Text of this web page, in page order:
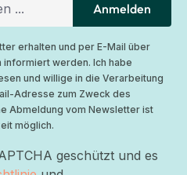
Anmelden
erhalten und per E-Mail über
werden. Ich habe
und willige in die Verarbeitung
Adresse zum Zweck des
Abmeldung vom Newsletter ist
möglich.
geschützt und es